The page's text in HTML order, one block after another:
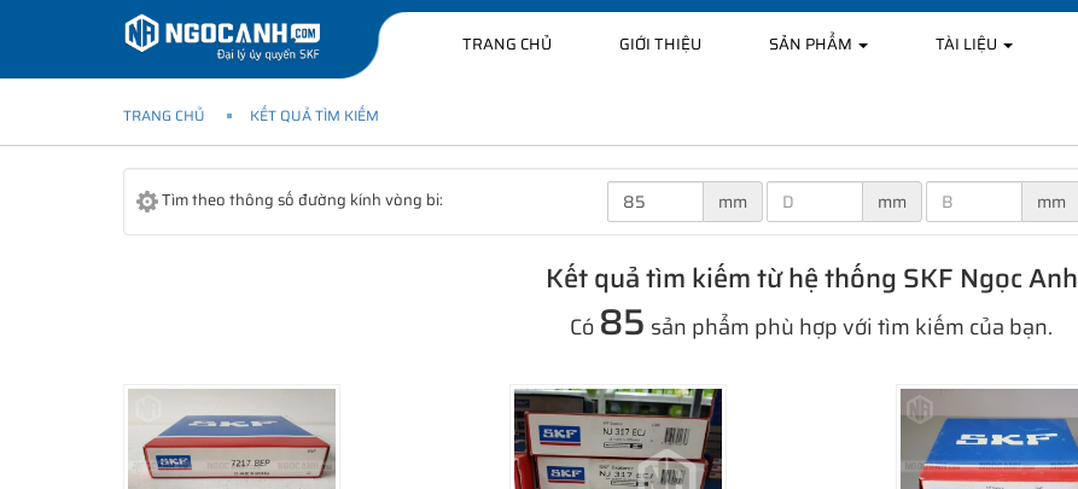
TRANG CHỦ GIỚI THIỆU SẢN PHẨM TÀI LIỆU
TRANG CHỦ KẾT QUẢ TÌM KIẾM
Tìm theo thông số đường kính vòng bi: mm mm mm
Kết quả tìm kiếm từ hệ thống SKF Ngọc Anh
Có 85 sản phẩm phù hợp với tìm kiếm của bạn.